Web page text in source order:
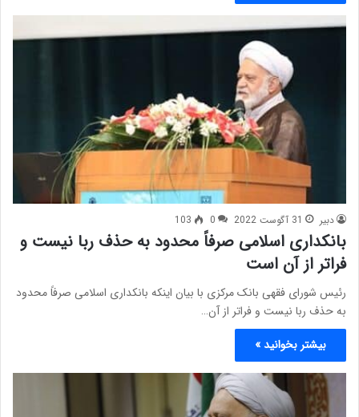
دبیر 31 آگوست 2022 0
103
بانکداری اسلامی صرفاً محدود به حذف ربا نیست و
فراتر از آن است
رئیس شورای فقهی بانک مرکزی با بیان اینکه بانکداری اسلامی صرفاً محدود
به حذف ربا نیست و فراتر از آن…
بیشتر بخوانید »